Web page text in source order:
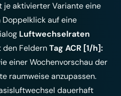
je aktivierter Variante eine
Doppelklick auf eine
Luftwechselraten
den FeldernTag ACR [1/h]:
einer Wochenvorschau der
raumweise anzupassen.
dauerhaft